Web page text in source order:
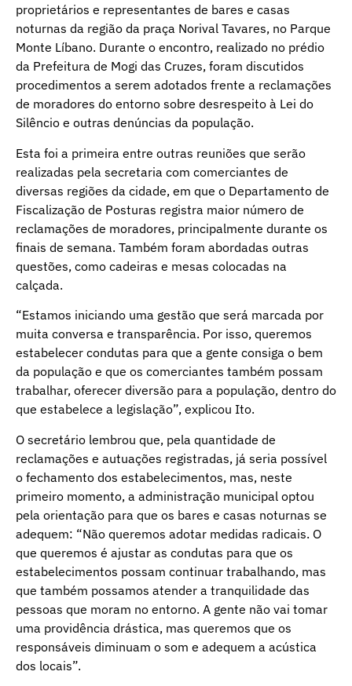
proprietários e representantes de bares e casas
noturnas da região da praça Norival Tavares, no Parque
Monte Líbano. Durante o encontro, realizado no prédio
da Prefeitura de Mogi das Cruzes, foram discutidos
procedimentos a serem adotados frente a reclamações
de moradores do entorno sobre desrespeito à Lei do
Silêncio e outras denúncias da população.
Esta foi a primeira entre outras reuniões que serão
realizadas pela secretaria com comerciantes de
diversas regiões da cidade, em que o Departamento de
Fiscalização de Posturas registra maior número de
reclamações de moradores, principalmente durante os
finais de semana. Também foram abordadas outras
questões, como cadeiras e mesas colocadas na
calçada.
“Estamos iniciando uma gestão que será marcada por
muita conversa e transparência. Por isso, queremos
estabelecer condutas para que a gente consiga o bem
da população e que os comerciantes também possam
trabalhar, oferecer diversão para a população, dentro do
que estabelece a legislação”, explicou Ito.
O secretário lembrou que, pela quantidade de
reclamações e autuações registradas, já seria possível
o fechamento dos estabelecimentos, mas, neste
primeiro momento, a administração municipal optou
pela orientação para que os bares e casas noturnas se
adequem: “Não queremos adotar medidas radicais. O
que queremos é ajustar as condutas para que os
estabelecimentos possam continuar trabalhando, mas
que também possamos atender a tranquilidade das
pessoas que moram no entorno. A gente não vai tomar
uma providência drástica, mas queremos que os
responsáveis diminuam o som e adequem a acústica
dos locais”.